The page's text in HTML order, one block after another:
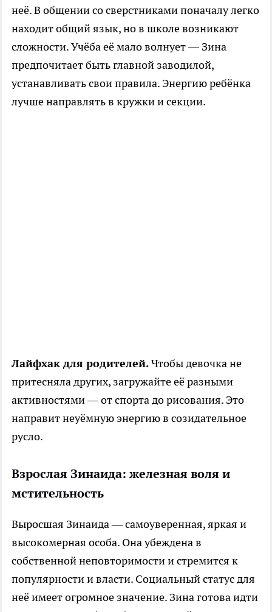
неё. В общении со сверстниками поначалу легко
находит общий язык, но в школе возникают
сложности. Учёба её мало волнует — Зина
предпочитает быть главной заводилой,
устанавливать свои правила. Энергию ребёнка
лучше направлять в кружки и секции.
Лайфхак для родителей.Чтобы девочка не
притесняла других, загружайте её разными
активностями — от спорта до рисования. Это
направит неуёмную энергию в созидательное
русло.
Взрослая Зинаида: железная воля и
мстительность
Выросшая Зинаида — самоуверенная, яркая и
высокомерная особа. Она убеждена в
собственной неповторимости и стремится к
популярности и власти. Социальный статус для
неё имеет огромное значение. Зина готова идти